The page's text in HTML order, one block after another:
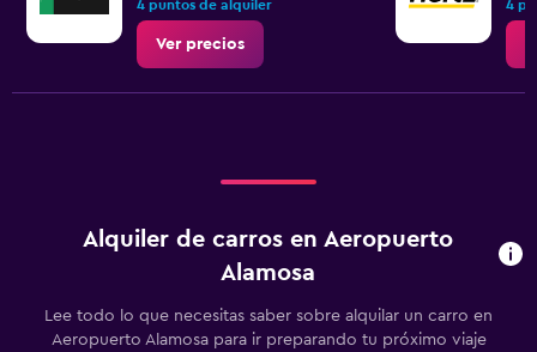
4 puntos de alquiler
Ver precios
4
Alquiler de carros en Aeropuerto
Alamosa
Lee todo lo que necesitas saber sobre alquilar un carro en
Aeropuerto Alamosa para ir preparando tu próximo viaje